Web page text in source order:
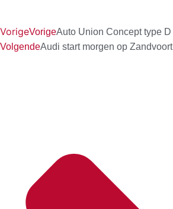
VorigeVorigeAuto Union Concept type D
VolgendeAudi start morgen op